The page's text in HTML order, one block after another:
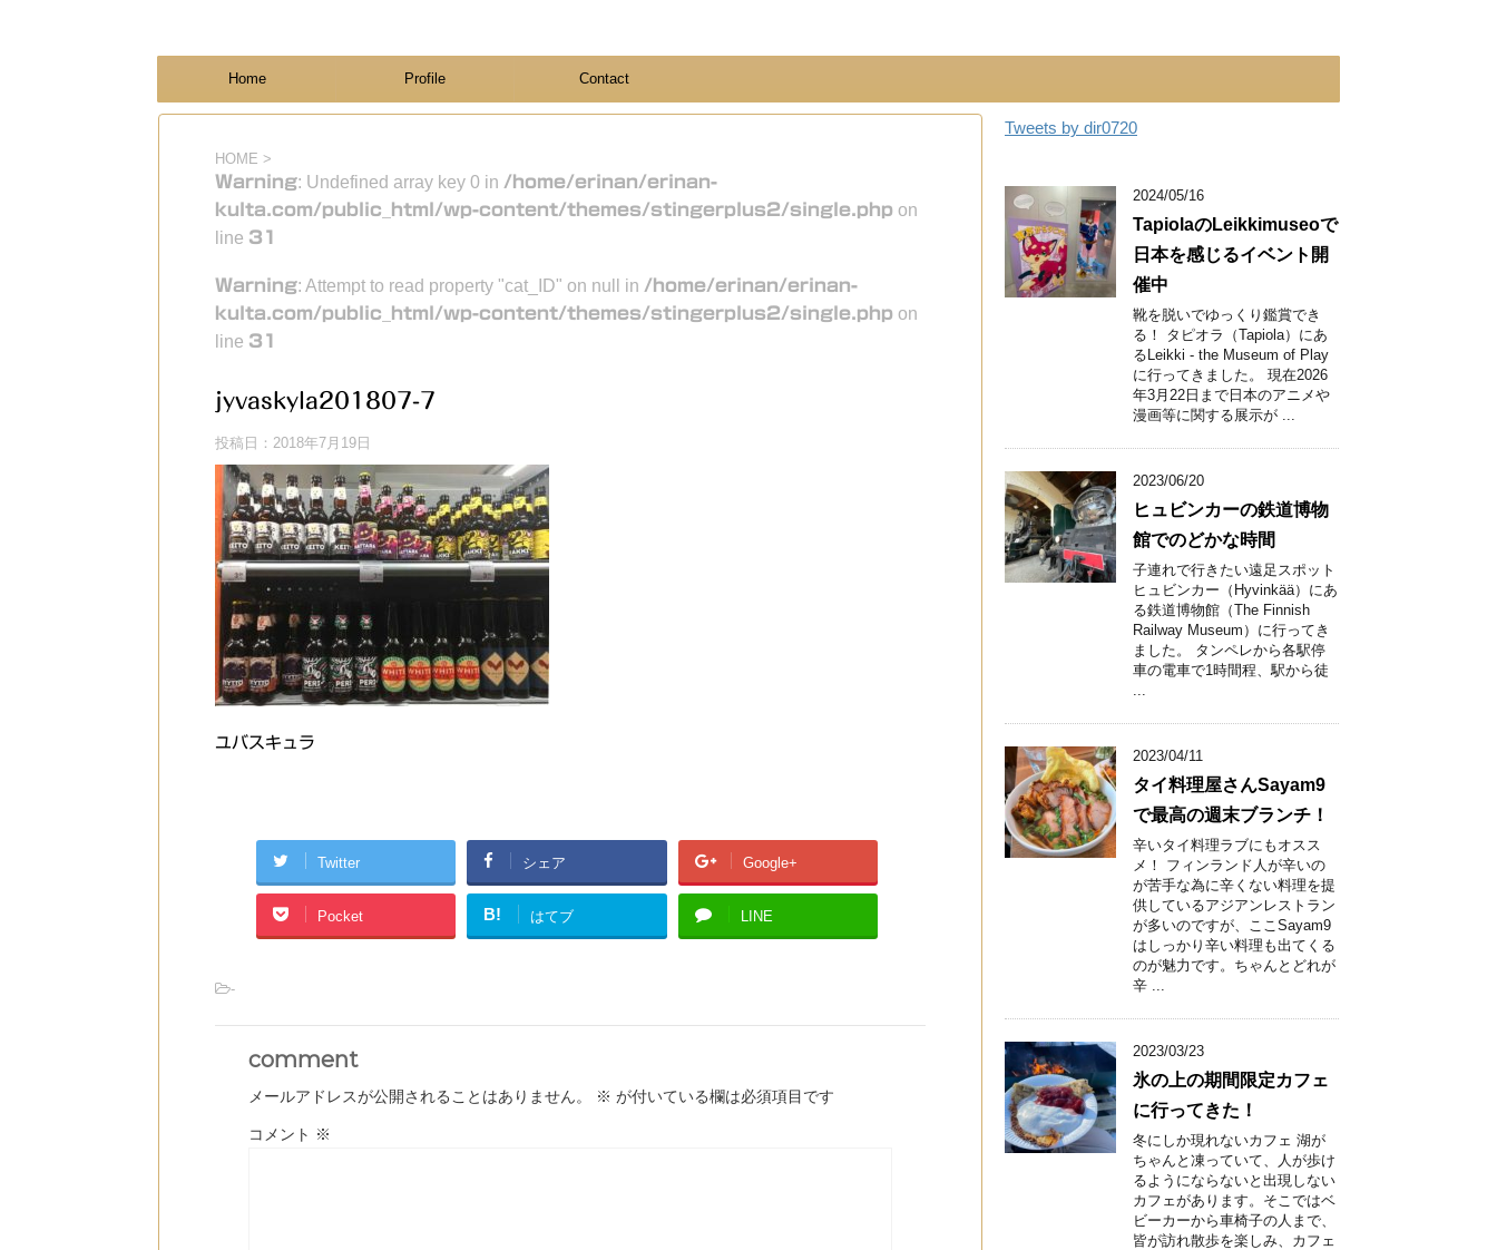
Home Profile Contact
HOME >
Warning: Undefined array key 0 in /home/erinan/erinan-
kulta.com/public_html/wp-content/themes/stingerplus2/single.php on
line 31
Warning: Attempt to read property "cat_ID" on null in /home/erinan/erinan-
kulta.com/public_html/wp-content/themes/stingerplus2/single.php on
line 31
jyvaskyla201807-7
投稿日： 2018年7月19日
ユバスキュラ
Twitter シェア Google+
Pocket B! はてブ LINE
-
comment
メールアドレスが公開されることはありません。 ※ が付いている欄は必須項目です
コメント ※
Tweets by dir0720
2024/05/16
TapiolaのLeikkimuseoで
日本を感じるイベント開
催中
靴を脱いでゆっくり鑑賞でき
る！ タピオラ（Tapiola）にあ
るLeikki - the Museum of Play
に行ってきました。 現在2026
年3月22日まで日本のアニメや
漫画等に関する展示が ...
2023/06/20
ヒュビンカーの鉄道博物
館でのどかな時間
子連れで行きたい遠足スポット
ヒュビンカー（Hyvinkää）にあ
る鉄道博物館（The Finnish
Railway Museum）に行ってき
ました。 タンペレから各駅停
車の電車で1時間程、駅から徒
...
2023/04/11
タイ料理屋さんSayam9
で最高の週末ブランチ！
辛いタイ料理ラブにもオスス
メ！ フィンランド人が辛いの
が苦手な為に辛くない料理を提
供しているアジアンレストラン
が多いのですが、ここSayam9
はしっかり辛い料理も出てくる
のが魅力です。ちゃんとどれが
辛 ...
2023/03/23
氷の上の期間限定カフェ
に行ってきた！
冬にしか現れないカフェ 湖が
ちゃんと凍っていて、人が歩け
るようにならないと出現しない
カフェがあります。そこではベ
ビーカーから車椅子の人まで、
皆が訪れ散歩を楽しみ、カフェ